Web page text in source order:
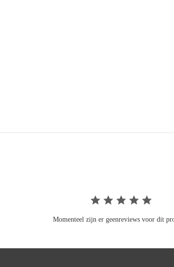
Momenteel zijn er geenreviews voor dit